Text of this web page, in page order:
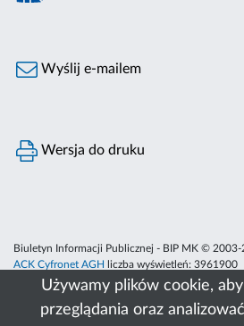
Używamy plików cookie,
przeglądania oraz
Wyślij e-mailem
Wersja do druku
Biuletyn Informacji Publicznej - BIP MK © 2003-
ACK Cyfronet AGH
liczba wyświetleń: 3961900